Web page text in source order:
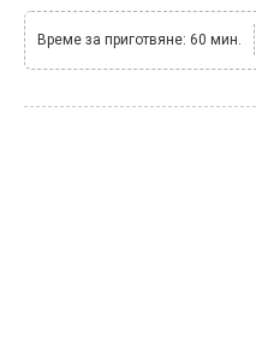
Време за приготвяне: 60 мин.